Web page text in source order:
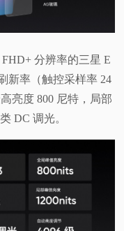
FHD+ 分辨率的三星 E
新率（触控采样率 24
亮度 800 尼特，局部
DC 调光。